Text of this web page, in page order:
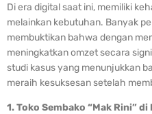
Di era digital saat ini, memiliki
melainkan kebutuhan. Banyak
membuktikan bahwa dengan
meningkatkan omzet secara
studi kasus yang menunjukkan
meraih kesuksesan setelah
1. Toko Sembako “Mak Rini”